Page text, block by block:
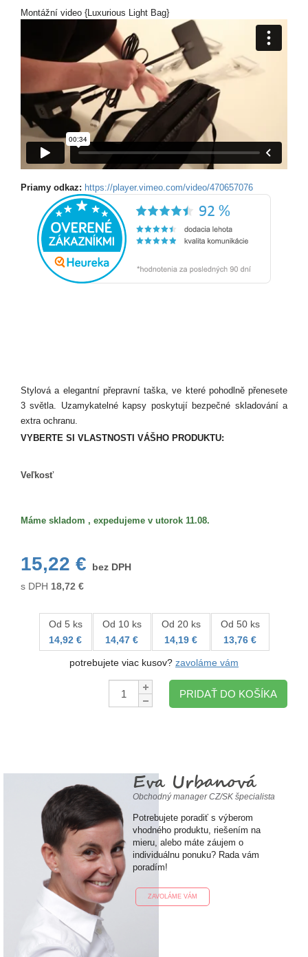
Montážní video {Luxurious Light Bag}
Priamy odkaz: https://player.vimeo.com/video/470657076
Stylová a elegantní přepravní taška, ve které pohodlně přenesete
3 světla. Uzamykatelné kapsy poskytují bezpečné skladování a
extra ochranu.
VYBERTE SI VLASTNOSTI VÁŠHO PRODUKTU:
Veľkosť
Máme skladom , expedujeme v utorok 11.08.
15,22 €
bez DPH
s DPH 18,72 €
Od 5 ks
14,92 €
Od 10 ks
14,47 €
Od 20 ks
14,19 €
Od 50 ks
13,76 €
potrebujete viac kusov? zavoláme vám
Množstvo:
PRIDAŤ DO KOŠÍKA
Eva Urbanová
Obchodný manager CZ/SK špecialista
Potrebujete poradiť s výberom
vhodného produktu, riešením na
mieru, alebo máte záujem o
individuálnu ponuku? Rada vám
poradím!
ZAVOLÁME VÁM